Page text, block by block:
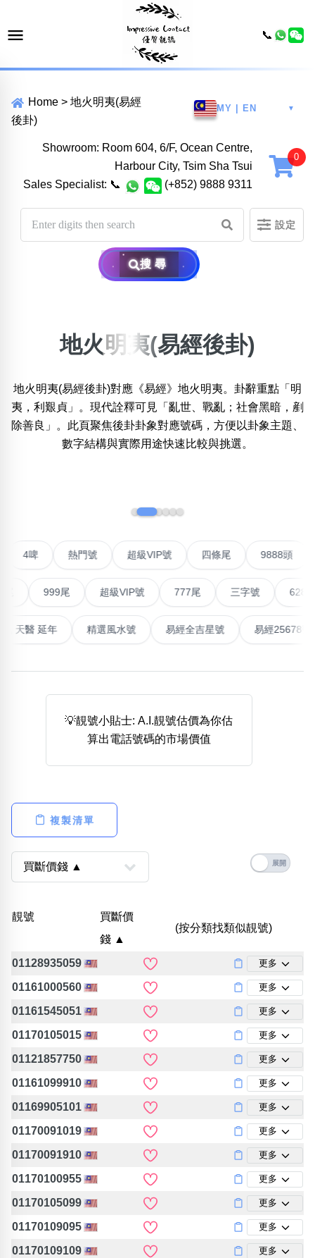
Home > 地火明夷(易經
後卦)
MY | EN ▼
Showroom: Room 604, 6/F, Ocean Centre,
Harbour City, Tsim Sha Tsui
Sales Specialist: 📞 (+852) 9888 9311
設定
搜尋
位置:
一 二 四 五 六 七 八 九
無0 無3無4無5 無7無8無9
熱門分類
888尾
999尾 777尾 9字頭 6字頭
無4字
全大數字
5萬以上 生天延 全吉星(全號)
高級分類 i
位置分類
次數分類
生日分類
生天延/貴財成
清除全部分類
搜尋
地火明夷(易經後卦)
地火明夷(易經後卦)對應《易經》地火明夷。卦辭重點「明
夷，利艱貞」。現代詮釋可見「亂世、戰亂；社會黑暗，剷
除善良」。此頁聚焦後卦卦象對應號碼，方便以卦象主題、
數字結構與實際用途快速比較與挑選。
聯號 超級VIP號 9888
超級VIP號 777尾 三字號 6288頭
高能量生氣 天醫 延年 精選風水號 易經全吉星號 易
💡靚號小貼士: A.I.靚號估價為你估
算出電話號碼的市場價值
複製清單
靚號
買斷價
錢 ▲
(按分類找類似靚號)
01128935059 更多
01161000560 更多
01161545051 更多
01170105015 更多
01121857750 更多
01161099910 更多
01169905101 更多
01170091019 更多
01170091910 更多
01170100955 更多
01170105099 更多
01170109095 更多
01170109109 更多
📞